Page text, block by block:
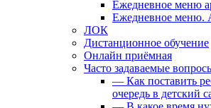
Ежедневное меню
Ежедневное меню.
ЛОК
Дистанционное обучение
Онлайн приёмная
Часто задаваемые
— Как поставить
очередь в детский